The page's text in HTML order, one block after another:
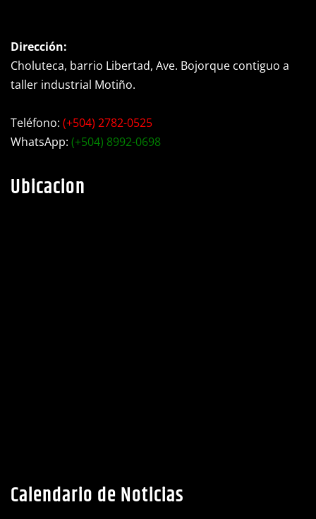
Choluteca, barrio Libertad, Ave. Bojorque contiguo a
taller industrial Motiño.
WhatsApp:(+504) 8992-0698